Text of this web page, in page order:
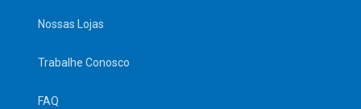
Nossas Lojas
Trabalhe Conosco
FAQ